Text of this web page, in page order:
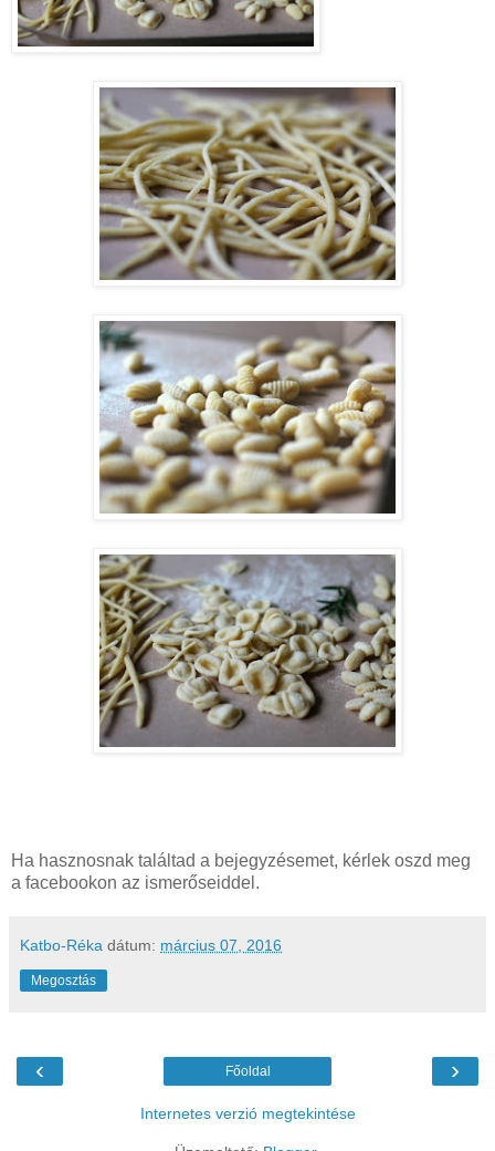
Ha hasznosnak találtad a bejegyzésemet, kérlek oszd meg
a facebookon az ismerőseiddel.
Katbo-Réka dátum: március 07, 2016
Megosztás
‹ ›
Főoldal
Internetes verzió megtekintése